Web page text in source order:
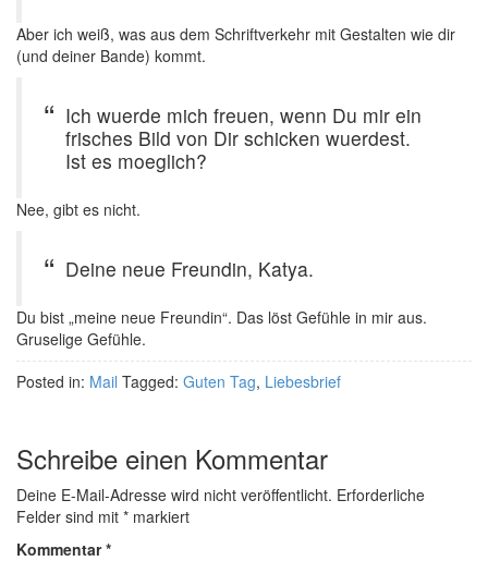
Aber ich weiß, was aus dem Schriftverkehr mit Gestalten wie dir
(und deiner Bande) kommt.
Ich wuerde mich freuen, wenn Du mir ein
frisches Bild von Dir schicken wuerdest.
Ist es moeglich?
Nee, gibt es nicht.
Deine neue Freundin, Katya.
Du bist „meine neue Freundin“. Das löst Gefühle in mir aus.
Gruselige Gefühle.
Posted in: Mail Tagged: Guten Tag, Liebesbrief
Schreibe einen Kommentar
Deine E-Mail-Adresse wird nicht veröffentlicht. Erforderliche
Felder sind mit * markiert
Kommentar*